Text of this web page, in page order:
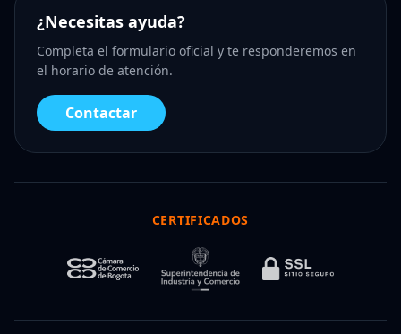
¿Necesitas ayuda?
Completa el formulario oficial y te responderemos en
el horario de atención.
Contactar
CERTIFICADOS